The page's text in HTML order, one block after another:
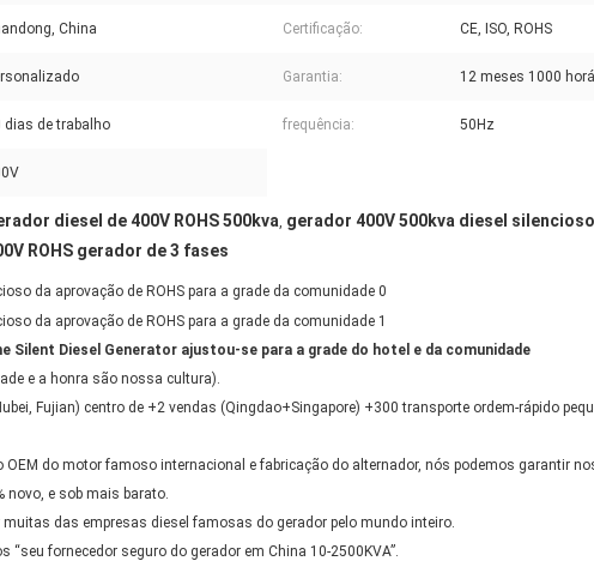
China Certificação: CE, ISO, ROHS
Garantia: 12 meses 1000
dias de trabalho frequência: 50Hz
diesel de 400V ROHS 500kva, gerador 400V 500kva diesel silencioso
ROHS gerador de 3 fases
Silent Diesel Generator ajustou-se para a grade do hotel e da comunidade
e a honra são nossa cultura).
Fujian) centro de +2 vendas (Qingdao+Singapore) +300 transporte ordem-rápido
do motor famoso internacional e fabricação do alternador, nós podemos garantir
novo, e sob mais barato.
das empresas diesel famosas do gerador pelo mundo inteiro.
“seu fornecedor seguro do gerador em China 10-2500KVA”.